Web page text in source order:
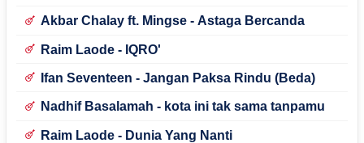
Akbar Chalay ft. Mingse - Astaga Bercanda
Raim Laode - IQRO'
Ifan Seventeen - Jangan Paksa Rindu (Beda)
Nadhif Basalamah - kota ini tak sama tanpamu
Raim Laode - Dunia Yang Nanti